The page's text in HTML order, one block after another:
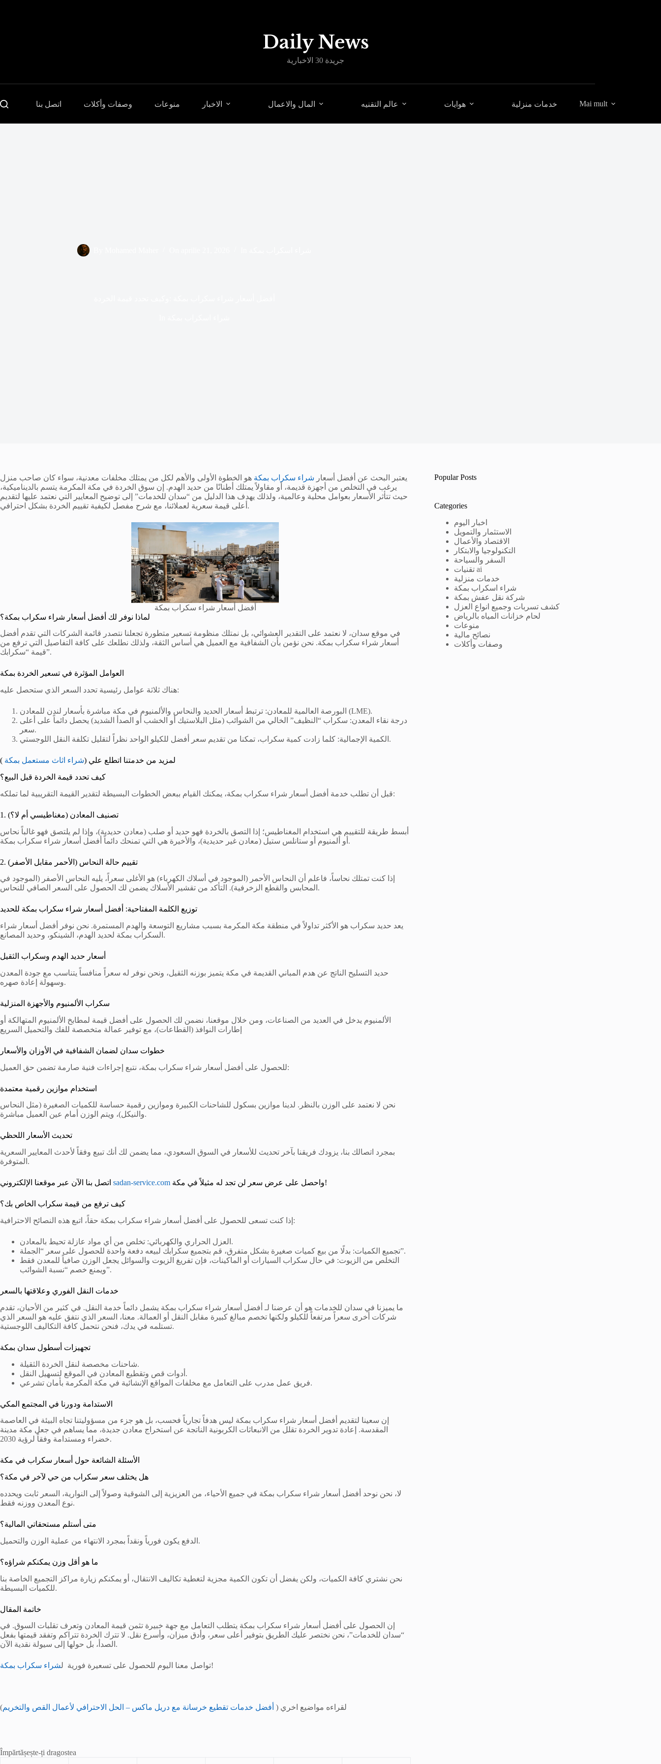
جريدة 30 الاخبارية
اتصل بنا وصفات وأكلات منوعات الاخبار المال والاعمال عالم التقنيه هوايات خدمات منزلية Mai mult
يعتبر البحث عن أفضل أسعار شراء سكراب بمكة هو الخطوة الأولى والأهم لكل من يمتلك مخلفات معدنية، سواء كان صاحب منزل
يرغب في التخلص من أجهزة قديمة، أو مقاولاً يمتلك أطنانًا من حديد الهدم. إن سوق الخردة في مكة المكرمة يتسم بالديناميكية،
حيث تتأثر الأسعار بعوامل محلية وعالمية، ولذلك يهدف هذا الدليل من “سدان للخدمات” إلى توضيح المعايير التي نعتمد عليها لتقديم
أعلى قيمة سعرية لعملائنا، مع شرح مفصل لكيفية تقييم الخردة بشكل احترافي.
أفضل أسعار شراء سكراب بمكة
لماذا نوفر لك أفضل أسعار شراء سكراب بمكة؟
في موقع سدان، لا نعتمد على التقدير العشوائي، بل نمتلك منظومة تسعير متطورة تجعلنا نتصدر قائمة الشركات التي تقدم أفضل
أسعار شراء سكراب بمكة. نحن نؤمن بأن الشفافية مع العميل هي أساس الثقة، ولذلك نطلعك على كافة التفاصيل التي ترفع من
قيمة “سكرابك”.
العوامل المؤثرة في تسعير الخردة بمكة
هناك ثلاثة عوامل رئيسية تحدد السعر الذي ستحصل عليه:
البورصة العالمية للمعادن: ترتبط أسعار الحديد والنحاس والألمنيوم في مكة مباشرة بأسعار لندن للمعادن (LME).
درجة نقاء المعدن: سكراب “النظيف” الخالي من الشوائب (مثل البلاستيك أو الخشب أو الصدأ الشديد) يحصل دائماً على أعلى
سعر.
الكمية الإجمالية: كلما زادت كمية سكراب، تمكنا من تقديم سعر أفضل للكيلو الواحد نظراً لتقليل تكلفة النقل اللوجستي.
لمزيد من خدمتنا اتطلع علي (شراء اثاث مستعمل بمكة )
كيف تحدد قيمة الخردة قبل البيع؟
قبل أن تطلب خدمة أفضل أسعار شراء سكراب بمكة، يمكنك القيام ببعض الخطوات البسيطة لتقدير القيمة التقريبية لما تملكه:
1. تصنيف المعادن (مغناطيسي أم لا؟)
أبسط طريقة للتقييم هي استخدام المغناطيس؛ إذا التصق بالخردة فهو حديد أو صلب (معادن حديدية)، وإذا لم يلتصق فهو غالباً نحاس
أو ألمنيوم أو ستانلس ستيل (معادن غير حديدية)، والأخيرة هي التي تمنحك دائماً أفضل أسعار شراء سكراب بمكة.
2. تقييم حالة النحاس (الأحمر مقابل الأصفر)
إذا كنت تمتلك نحاساً، فاعلم أن النحاس الأحمر (الموجود في أسلاك الكهرباء) هو الأغلى سعراً، يليه النحاس الأصفر (الموجود في
المحابس والقطع الزخرفية). التأكد من تقشير الأسلاك يضمن لك الحصول على السعر الصافي للنحاس.
توزيع الكلمة المفتاحية: أفضل أسعار شراء سكراب بمكة للحديد
يعد حديد سكراب هو الأكثر تداولاً في منطقة مكة المكرمة بسبب مشاريع التوسعة والهدم المستمرة. نحن نوفر أفضل أسعار شراء
السكراب بمكة لحديد الهدم، الشينكو، وحديد المصانع.
أسعار حديد الهدم وسكراب الثقيل
حديد التسليح الناتج عن هدم المباني القديمة في مكة يتميز بوزنه الثقيل، ونحن نوفر له سعراً منافساً يتناسب مع جودة المعدن
وسهولة إعادة صهره.
سكراب الألمنيوم والأجهزة المنزلية
الألمنيوم يدخل في العديد من الصناعات، ومن خلال موقعنا، نضمن لك الحصول على أفضل قيمة لمطابخ الألمنيوم المتهالكة أو
إطارات النوافذ (القطاعات)، مع توفير عمالة متخصصة للفك والتحميل السريع
خطوات سدان لضمان الشفافية في الأوزان والأسعار
للحصول على أفضل أسعار شراء سكراب بمكة، نتبع إجراءات فنية صارمة تضمن حق العميل:
استخدام موازين رقمية معتمدة
نحن لا نعتمد على الوزن بالنظر. لدينا موازين بسكول للشاحنات الكبيرة وموازين رقمية حساسة للكميات الصغيرة (مثل النحاس
والنيكل)، ويتم الوزن أمام عين العميل مباشرة.
تحديث الأسعار اللحظي
بمجرد اتصالك بنا، يزودك فريقنا بآخر تحديث للأسعار في السوق السعودي، مما يضمن لك أنك تبيع وفقاً لأحدث المعايير السعرية
المتوفرة.
sadan-service.com واحصل على عرض سعر لن تجد له مثيلاً في مكة!
كيف ترفع من قيمة سكراب الخاص بك؟
إذا كنت تسعى للحصول على أفضل أسعار شراء سكراب بمكة حقاً، اتبع هذه النصائح الاحترافية:
العزل الحراري والكهربائي: تخلص من أي مواد عازلة تحيط بالمعادن.
تجميع الكميات: بدلًا من بيع كميات صغيرة بشكل متفرق، قم بتجميع سكرابك لبيعه دفعة واحدة للحصول على سعر “الجملة”.
التخلص من الزيوت: في حال سكراب السيارات أو الماكينات، فإن تفريغ الزيوت والسوائل يجعل الوزن صافياً للمعدن فقط
ويمنع خصم “نسبة الشوائب”.
خدمات النقل الفوري وعلاقتها بالسعر
ما يميزنا في سدان للخدمات هو أن عرضنا لـ أفضل أسعار شراء سكراب بمكة يشمل دائماً خدمة النقل. في كثير من الأحيان، تقدم
شركات أخرى سعراً مرتفعاً للكيلو ولكنها تخصم مبالغ كبيرة مقابل النقل أو العمالة. معنا، السعر الذي نتفق عليه هو السعر الذي
تستلمه في يدك، فنحن نتحمل كافة التكاليف اللوجستية.
تجهيزات أسطول سدان بمكة
شاحنات مخصصة لنقل الخردة الثقيلة.
أدوات قص وتقطيع المعادن في الموقع لتسهيل النقل.
فريق عمل مدرب على التعامل مع مخلفات المواقع الإنشائية في مكة المكرمة بأمان تشرعي.
الاستدامة ودورنا في المجتمع المكي
إن سعينا لتقديم أفضل أسعار شراء سكراب بمكة ليس هدفاً تجارياً فحسب، بل هو جزء من مسؤوليتنا تجاه البيئة في العاصمة
المقدسة. إعادة تدوير الخردة تقلل من الانبعاثات الكربونية الناتجة عن استخراج معادن جديدة، مما يساهم في جعل مكة مدينة
خضراء ومستدامة وفقاً لرؤية 2030.
الأسئلة الشائعة حول أسعار سكراب في مكة
هل يختلف سعر سكراب من حي لآخر في مكة؟
لا، نحن نوحد أفضل أسعار شراء سكراب بمكة في جميع الأحياء، من العزيزية إلى الشوقية وصولاً إلى النوارية، السعر ثابت ويحدده
نوع المعدن ووزنه فقط.
متى أستلم مستحقاتي المالية؟
الدفع يكون فورياً ونقداً بمجرد الانتهاء من عملية الوزن والتحميل.
ما هو أقل وزن يمكنكم شراؤه؟
نحن نشتري كافة الكميات، ولكن يفضل أن تكون الكمية مجزية لتغطية تكاليف الانتقال، أو يمكنكم زيارة مراكز التجميع الخاصة بنا
للكميات البسيطة.
خاتمة المقال
إن الحصول على أفضل أسعار شراء سكراب بمكة يتطلب التعامل مع جهة خبيرة تثمن قيمة المعادن وتعرف تقلبات السوق. في
“سدان للخدمات”، نحن نختصر عليك الطريق بتوفير أعلى سعر، وأدق ميزان، وأسرع نقل. لا تترك الخردة تتراكم وتفقد قيمتها بفعل
الصدأ، بل حولها إلى سيولة نقدية الآن.
تواصل معنا اليوم للحصول على تسعيرة فورية لشراء سكراب بمكة !
لقراءه مواضيع اخري ( أفضل خدمات تقطيع خرسانة مع دريل ماكس – الحل الاحترافي لأعمال القص والتخريم)
Împărtășește-ți dragostea
Popular Posts
Categories
اخبار اليوم
الاستثمار والتمويل
الاقتصاد والأعمال
التكنولوجيا والابتكار
السفر والسياحة
تقنيات ai
خدمات منزلية
شراء اسكراب بمكة
شركة نقل عفش بمكة
كشف تسربات وجميع انواع العزل
لحام خزانات المياه بالرياض
منوعات
نصائح مالية
وصفات وأكلات